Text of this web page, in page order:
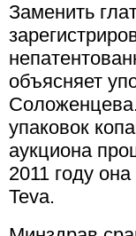
Заменить
объясняет
упаковок
аукциона
2011 году
Teva.